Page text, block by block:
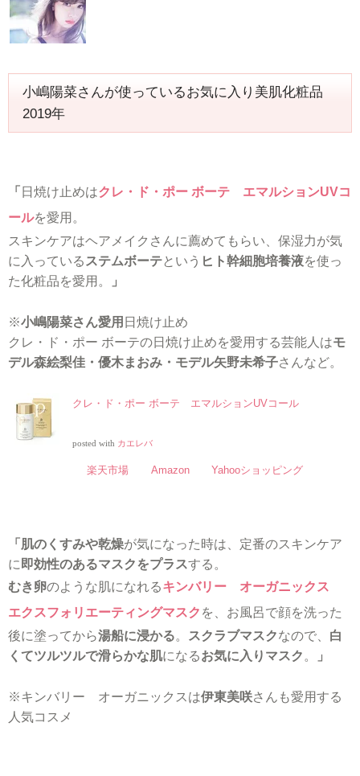
小嶋陽菜さんが使っているお気に入り美肌化粧品
2019年
「 日焼け止めはクレ・ド・ポー ボーテ エマルションUVコ
ールを愛用。
スキンケアはヘアメイクさんに薦めてもらい、保湿力が気
に入っている ステムボーテという ヒト幹細胞培養液を使っ
た化粧品を愛用。
」
※小嶋陽菜さん愛用 日焼け止め
クレ・ド・ポー ボーテの日焼け止めを愛用する芸能人はモ
デル森絵梨佳・優木まおみ・モデル矢野未希子さんなど。
クレ・ド・ポー ボーテ エマルションUVコール
posted with カエレバ
楽天市場 Amazon Yahooショッピング
「肌のくすみや乾燥が気になった時は、定番のスキンケア
に 即効性のあるマスクをプラスする。
むき卵のような肌になれるキンバリー オーガニックス
エクスフォリエーティングマスク を、お風呂で顔を洗った
後に塗ってから湯船に浸かる。 スクラブマスクなので、 白
くてツルツルで滑らかな肌になるお気に入りマスク 。 」
※キンバリー オーガニックスは伊東美咲さんも愛用する
人気コスメ